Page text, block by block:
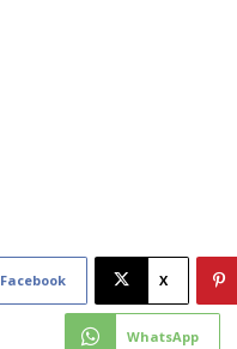
Facebook X
WhatsApp